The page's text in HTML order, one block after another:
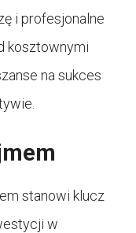
i profesjonalne
kosztownymi
na sukces
stanowi klucz
w